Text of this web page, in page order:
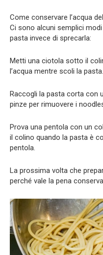
Come conservare l’acqua
Ci sono alcuni semplici
pasta invece di sprecarla:
Metti una ciotola sotto il
l’acqua mentre scoli la pasta.
Raccogli la pasta corta con
pinze per rimuovere i
Prova una pentola con un
il colino quando la pasta è
pentola.
La prossima volta che
perché vale la pena